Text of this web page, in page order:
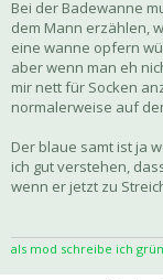
Bei der Badewanne
dem Mann erzählen,
eine wanne opfern
aber wenn man eh
mir nett für Socken
normalerweise auf
Der blaue samt ist ja
ich gut verstehen,
wenn er jetzt zu
als mod schreibe ich grün